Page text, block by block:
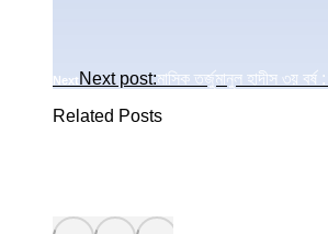
Next Next post:মাসিক তর্জুমানুল হাদীস
Related Posts